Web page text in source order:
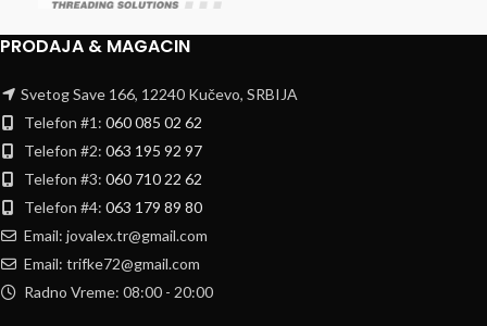
PRODAJA & MAGACIN
Svetog Save 166, 12240 Kučevo, SRBIJA
Telefon #1: 060 085 02 62
Telefon #2: 063 195 92 97
Telefon #3: 060 710 22 62
Telefon #4: 063 179 89 80
Email: jovalex.tr@gmail.com
Email: trifke72@gmail.com
Radno Vreme: 08:00 - 20:00